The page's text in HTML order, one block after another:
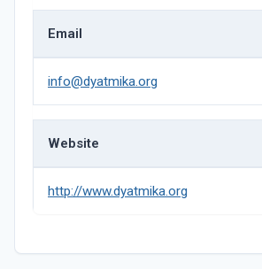
Email
info@dyatmika.org
Website
http://www.dyatmika.org